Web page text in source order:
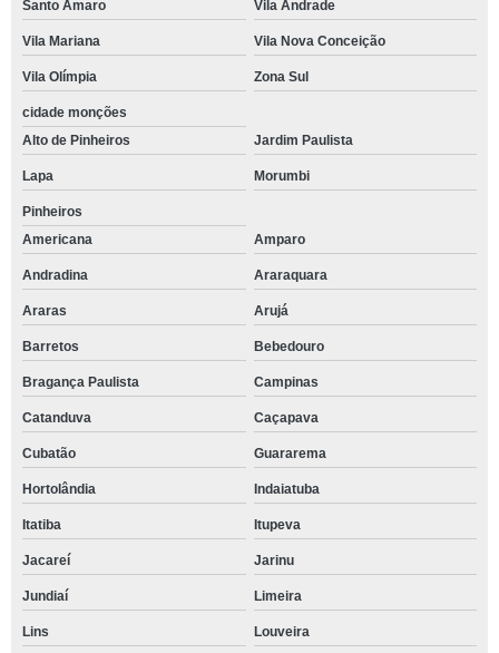
Santo Amaro Vila Andrade
Vila Mariana Vila Nova Conceição
Vila Olímpia Zona Sul
cidade monções
Alto de Pinheiros
Jardim Paulista
Lapa Morumbi
Pinheiros
Americana
Amparo
Andradina Araraquara
Araras Arujá
Barretos Bebedouro
Bragança Paulista Campinas
Catanduva Caçapava
Cubatão Guararema
Hortolândia Indaiatuba
Itatiba Itupeva
Jacareí Jarinu
Jundiaí Limeira
Lins Louveira